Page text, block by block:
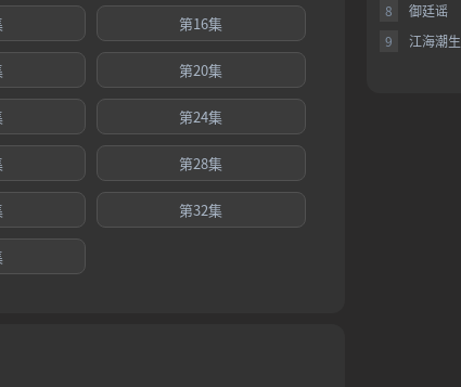
第16集
第20集
第24集
第28集
第32集
8
御廷谣
9 江海潮生